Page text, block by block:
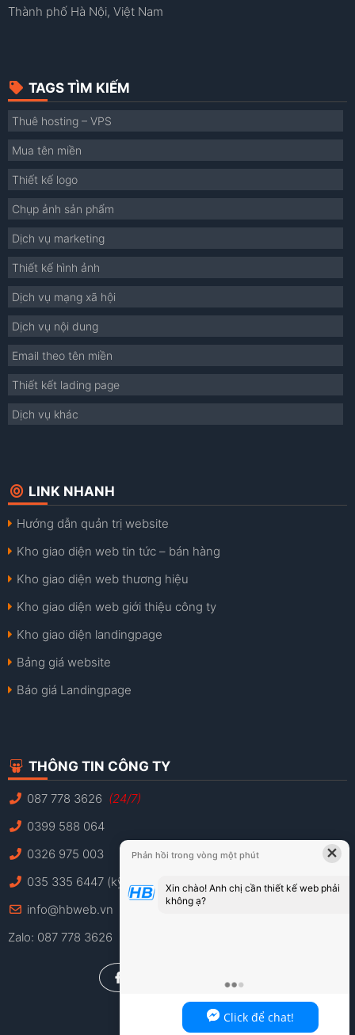
Thành phố Hà Nội, Việt Nam
TAGS TÌM KIẾM
Thuê hosting – VPS
Mua tên miền
Thiết kế logo
Chụp ảnh sản phẩm
Dịch vụ marketing
Thiết kế hình ảnh
Dịch vụ mạng xã hội
Dịch vụ nội dung
Email theo tên miền
Thiết kết lading page
Dịch vụ khác
LINK NHANH
Hướng dẫn quản trị website
Kho giao diện web tin tức – bán hàng
Kho giao diện web thương hiệu
Kho giao diện web giới thiệu công ty
Kho giao diện landingpage
Bảng giá website
Báo giá Landingpage
THÔNG TIN CÔNG TY
087 778 3626 (24/7)
0399 588 064
0326 975 003
035 335 6447 (kỹ thuật)
info@hbweb.vn
Zalo: 087 778 3626
×
Phản hồi trong vòng một phút
Xin chào! Anh chị cần thiết kế web phải
không ạ?
Click để chat!